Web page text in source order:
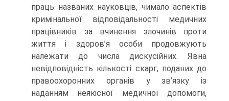
праць названих науковців, чимало аспектів
кримінальної відповідальності медичних
працівників за вчинення злочинів проти
життя і здоров’я особи продовжують
належати до числа дискусійних. Явна
невідповідність кількості скарг, поданих до
правоохоронних органів у зв’язку із
наданням неякісної медичної допомоги,